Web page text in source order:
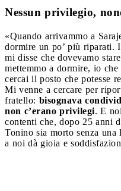
Nessun privilegio,
«Quando arrivammo a
dormire un po’ più riparati.
mi disse che dovevamo
mettemmo a dormire, io
cercai il posto che potesse
Mi venne a cercare per
fratello: bisognava
non c’erano privilegi. E
contenti che, dopo 25 anni
Tonino sia morto senza
a noi dà gioia e